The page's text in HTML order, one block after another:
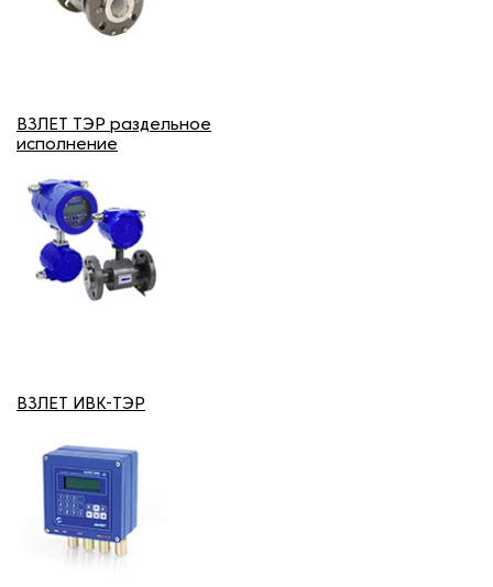
ВЗЛЕТ ТЭР раздельное
исполнение
ВЗЛЕТ ИВК-ТЭР